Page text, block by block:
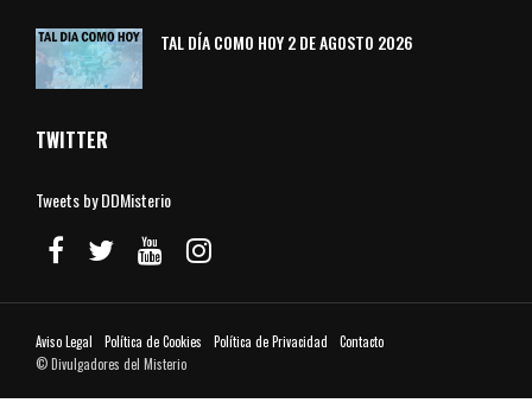
TAL DÍA COMO HOY 2 DE AGOSTO 2026
TWITTER
Tweets by DDMisterio
Aviso Legal Política de Cookies Política de Privacidad
Contacto
© Divulgadores del Misterio